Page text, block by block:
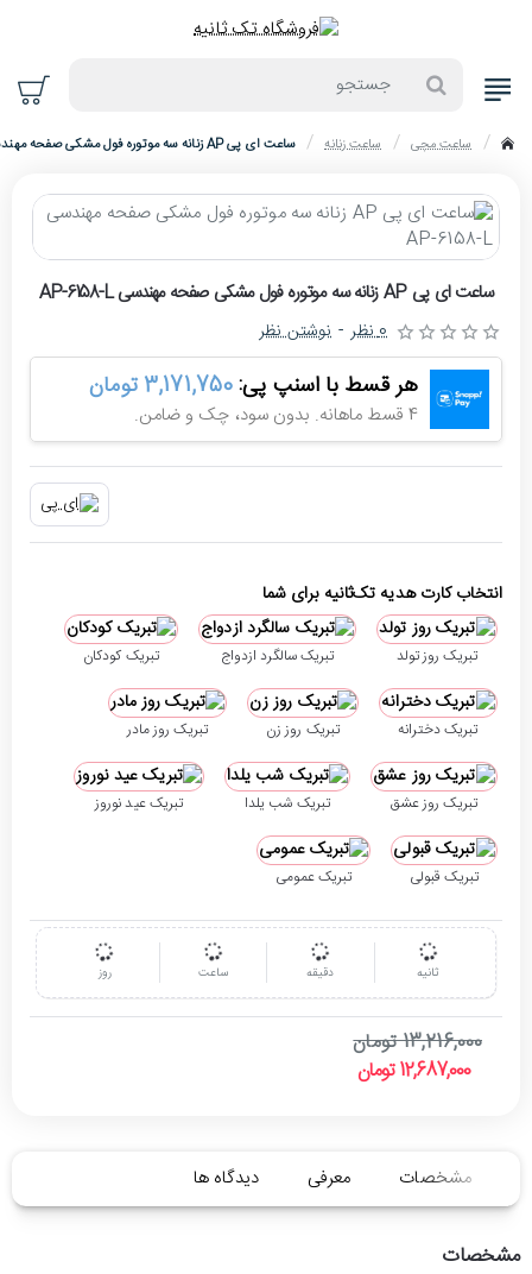
home
ساعت مچی ساعت زنانه ساعت ای پی AP زنانه سه موتوره فول مشکی صفحه مهندسی AP-6158-L
حراج
ساعت ای پی AP زنانه سه موتوره فول مشکی صفحه مهندسی AP-6158-L
هر قسط با اسنپ پی:3,171,750 تومان
4 قسط ماهانه. بدون سود، چک و ضامن.
0 نظر - نوشتن نظر
روز ساعت دقیقه ثانیه
12,687,000 تومان
13,216,000 تومان
انتخاب کارت هدیه تک‌ثانیه برای شما
تبریک روز تولد تبریک سالگرد ازدواج تبریک کودکان
تبریک دخترانه تبریک روز زن تبریک روز مادر
تبریک روز عشق تبریک شب یلدا تبریک عید نوروز
تبریک قبولی تبریک عمومی
مشخصات معرفی دیدگاه ها
مشخصات